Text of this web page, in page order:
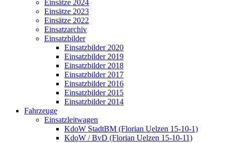
Einsätze 2024
Einsätze 2023
Einsätze 2022
Einsatzarchiv
Einsatzbilder
Einsatzbilder 2020
Einsatzbilder 2019
Einsatzbilder 2018
Einsatzbilder 2017
Einsatzbilder 2016
Einsatzbilder 2015
Einsatzbilder 2014
Fahrzeuge
Einsatzleitwagen
KdoW StadtBM (Florian Uelzen 15-10-1)
KdoW / BvD (Florian Uelzen 15-10-11)